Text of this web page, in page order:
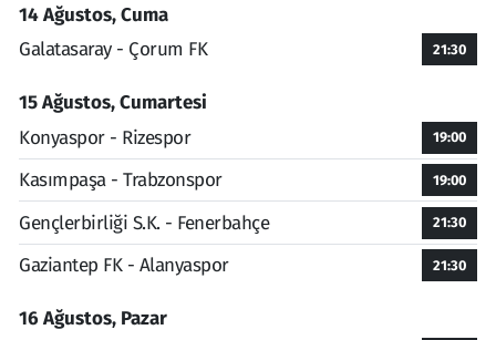
14 Ağustos, Cuma
Galatasaray - Çorum FK
21:30
15 Ağustos, Cumartesi
Konyaspor - Rizespor
19:00
Kasımpaşa - Trabzonspor 19:00
Gençlerbirliği S.K. - Fenerbahçe 21:30
Gaziantep FK - Alanyaspor 21:30
16 Ağustos, Pazar